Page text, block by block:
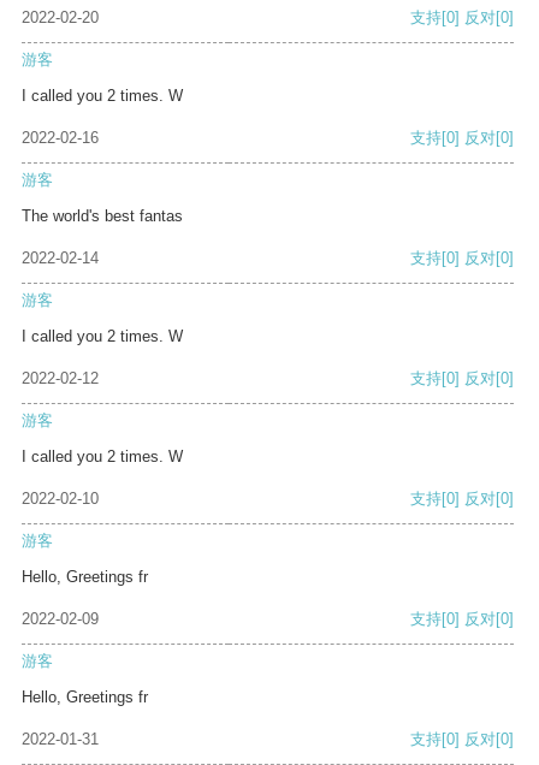
2022-02-20 支持[0] 反对[0]
游客
I called you 2 times. W
2022-02-16 支持[0] 反对[0]
游客
The world's best fantas
2022-02-14 支持[0] 反对[0]
游客
I called you 2 times. W
2022-02-12 支持[0] 反对[0]
游客
I called you 2 times. W
2022-02-10 支持[0] 反对[0]
游客
Hello, Greetings fr
2022-02-09 支持[0] 反对[0]
游客
Hello, Greetings fr
2022-01-31 支持[0] 反对[0]